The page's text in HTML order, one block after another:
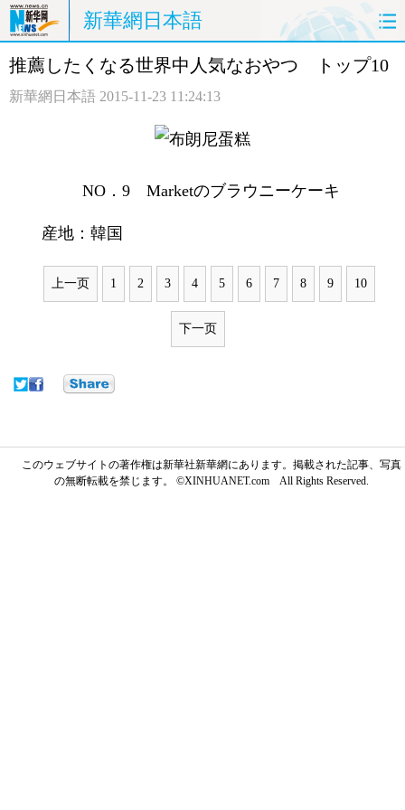
新華網日本語
ホームページ 政治 経済
推薦したくなる世界中人気なおやつ トップ10
新華網日本語 2015-11-23 11:24:13
NO．9 Marketのブラウニーケーキ
産地：韓国
上一页 1 2 3 4 5 6 7 8 9 10
下一页
このウェブサイトの著作権は新華社新華網にあります。掲載された記事、写真
の無断転載を禁じます。 ©XINHUANET.com All Rights Reserved.